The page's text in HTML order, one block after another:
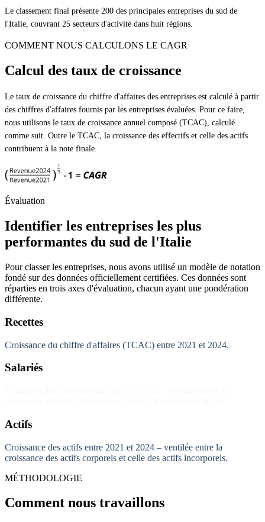
Le classement final présente 200 des principales entreprises du sud de
l'Italie, couvrant 25 secteurs d'activité dans huit régions.
COMMENT NOUS CALCULONS LE CAGR
Calcul des taux de croissance
Le taux de croissance du chiffre d'affaires des entreprises est calculé à partir
des chiffres d'affaires fournis par les entreprises évaluées. Pour ce faire,
nous utilisons le taux de croissance annuel composé (TCAC), calculé
comme suit. Outre le TCAC, la croissance des effectifs et celle des actifs
contribuent à la note finale.
Évaluation
Identifier les entreprises les plus
performantes du sud de l'Italie
Pour classer les entreprises, nous avons utilisé un modèle de notation
fondé sur des données officiellement certifiées. Ces données sont
réparties en trois axes d'évaluation, chacun ayant une pondération
différente.
Recettes
Croissance du chiffre d'affaires (TCAC) entre 2021 et 2024.
Salariés
Actifs
Croissance des actifs entre 2021 et 2024 – ventilée entre la
croissance des actifs corporels et celle des actifs incorporels.
MÉTHODOLOGIE
Comment nous travaillons